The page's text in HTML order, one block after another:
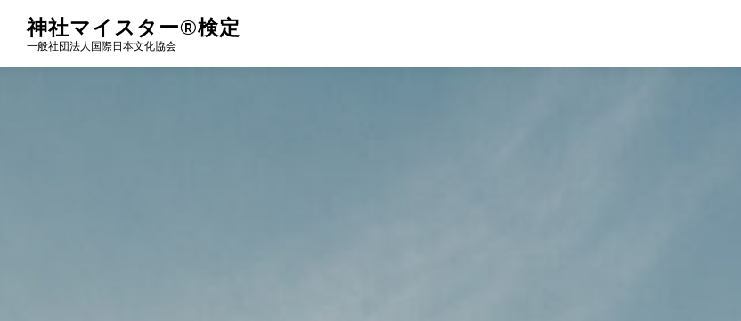
神社マイスター®︎検定
一般社団法人国際日本文化協会